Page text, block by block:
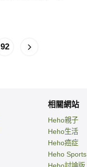
92
相關網站
Heho親子
Heho生活
Heho癌症
Heho Sports